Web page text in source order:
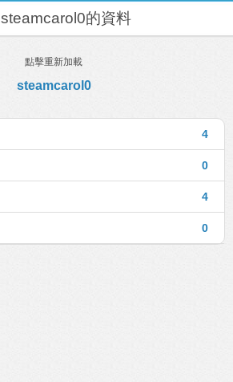
steamcarol0的資料
點擊重新加載
steamcarol0
4
0
4
0